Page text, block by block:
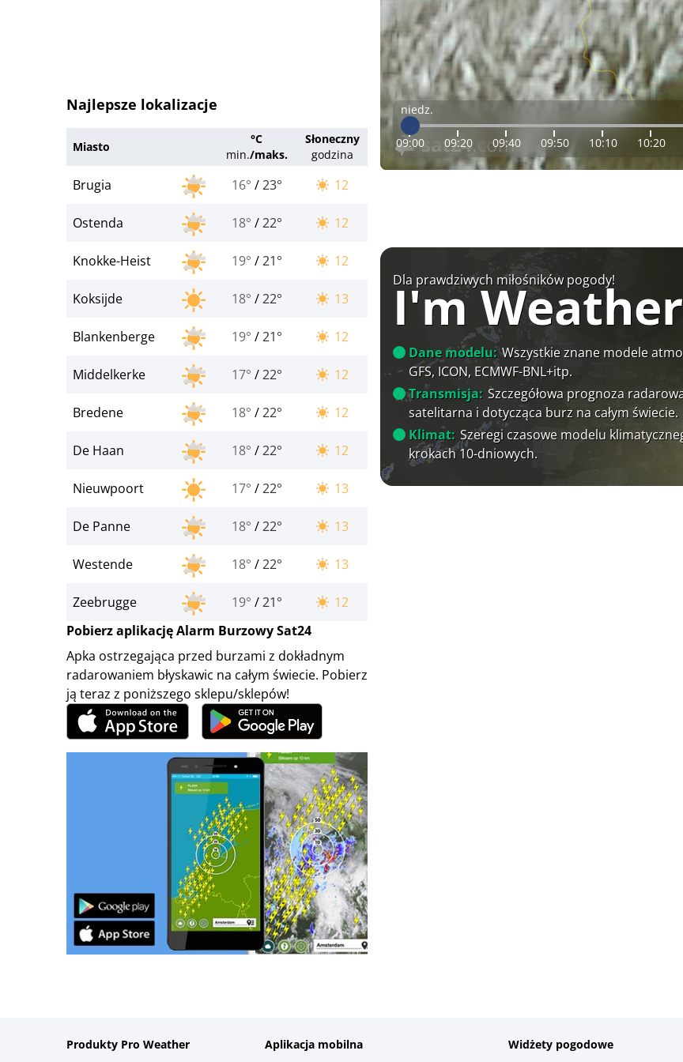
Najlepsze lokalizacje
Miasto
°C
min./maks.
Słoneczny
godzina
Brugia 16° /23° 12
Ostenda 18° /22° 12
Knokke-Heist 19° /21° 12
Koksijde 18° /22° 13
Blankenberge 19° /21° 12
Middelkerke 17° /22° 12
Bredene 18° /22° 12
De Haan 18° /22° 12
Nieuwpoort 17° /22° 13
De Panne 18° /22° 13
Westende 18° /22° 13
Zeebrugge 19° /21°
12
Pobierz aplikację Alarm Burzowy Sat24
Apka ostrzegająca przed burzami z dokładnym
radarowaniem błyskawic na całym świecie. Pobierz
ją teraz z poniższego sklepu/sklepów!
niedz.
09:00 09:20 09:40 09:50 10:10 10:20
Dla prawdziwych miłośników pogody!
I'm Weather
Dane modelu: Wszystkie znane modele
GFS, ICON, ECMWF-BNL+itp.
Transmisja: Szczegółowa prognoza
satelitarna i dotycząca burz na całym świecie.
Klimat: Szeregi czasowe modelu
krokach 10-dniowych.
Produkty Pro Weather Aplikacja mobilna Widżety pogodowe